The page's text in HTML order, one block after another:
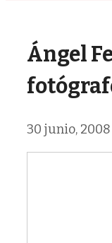
Ángel
30 junio, 2008